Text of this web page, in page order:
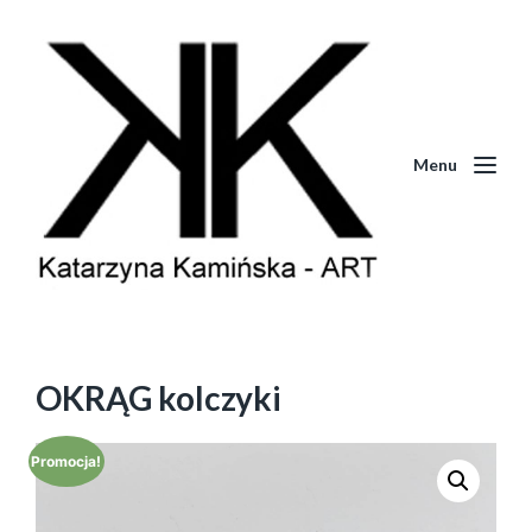
Menu
OKRĄG kolczyki
Promocja!